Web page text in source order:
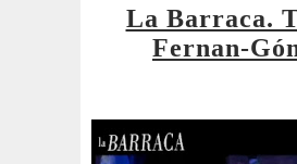
La Barraca.
Fernan-